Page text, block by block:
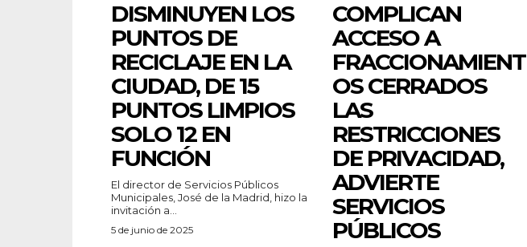
DISMINUYEN LOS
PUNTOS DE
RECICLAJE EN LA
CIUDAD, DE 15
PUNTOS LIMPIOS
SOLO 12 EN
FUNCIÓN
El director de Servicios Públicos
Municipales, José de la Madrid, hizo la
invitación a...
5 de junio de 2025
COMPLICAN
ACCESO A
FRACCIONAMIENT
OS CERRADOS
LAS
RESTRICCIONES
DE PRIVACIDAD,
ADVIERTE
SERVICIOS
PÚBLICOS